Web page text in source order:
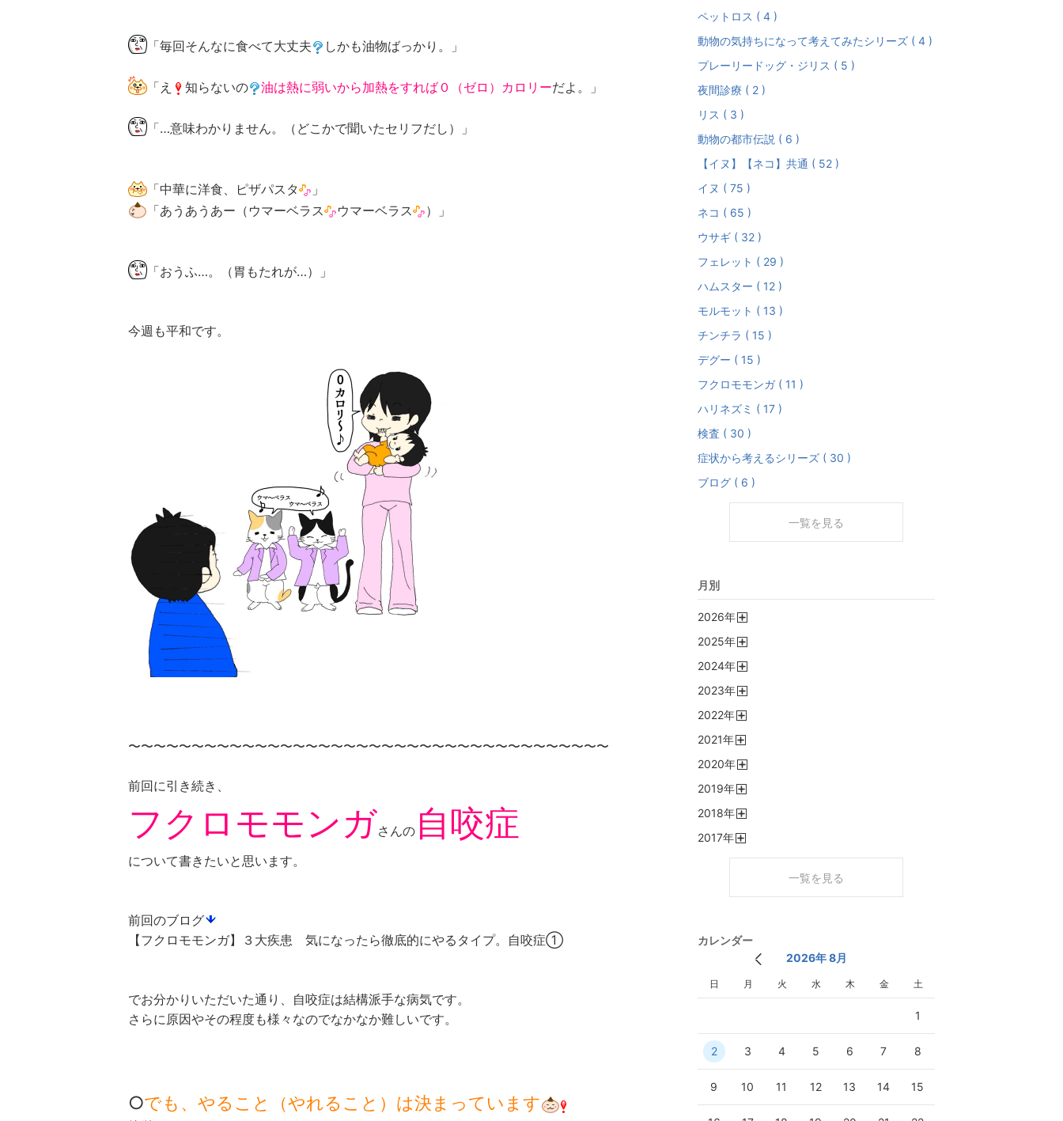
「毎回そんなに食べて大丈夫 しかも油物ばっかり。」
「え 知らないの 油は熱に弱いから加熱をすれば０（ゼロ）カロリーだよ。」
「…意味わかりません。（どこかで聞いたセリフだし）」
「中華に洋食、ピザパスタ
」
「あうあうあー（ウマーベラス
ウマーベラス ）」
「おうふ…。（胃もたれが…）」
今週も平和です。
〜〜〜〜〜〜〜〜〜〜〜〜〜〜〜〜〜〜〜〜〜〜〜〜〜〜〜〜〜〜〜〜〜〜〜〜〜〜
前回に引き続き、
フクロモモンガさんの 自咬症
について書きたいと思います。
前回のブログ
【フクロモモンガ】３大疾患 気になったら徹底的にやるタイプ。自咬症①
でお分かりいただいた通り、自咬症は結構派手な病気です。
さらに原因やその程度も様々なのでなかなか難しいです。
○でも、やること（やれること）は決まっています
ペットロス ( 4 )
動物の気持ちになって考えてみたシリーズ ( 4 )
プレーリードッグ・ジリス ( 5 )
夜間診療 ( 2 )
リス ( 3 )
動物の都市伝説 ( 6 )
【イヌ】【ネコ】共通 ( 52 )
イヌ ( 75 )
ネコ ( 65 )
ウサギ ( 32 )
フェレット ( 29 )
ハムスター ( 12 )
モルモット ( 13 )
チンチラ ( 15 )
デグー ( 15 )
フクロモモンガ ( 11 )
ハリネズミ ( 17 )
検査 ( 30 )
症状から考えるシリーズ ( 30 )
ブログ ( 6 )
一覧を見る
月別
2026年
2025年
2024年
2023年
2022年
2021年
2020年
2019年
2018年
2017年
一覧を見る
カレンダー
2026年 8月
日 月 火 水 木 金 土
1
2 3 4 5 6 7 8
9 10 11 12 13 14 15